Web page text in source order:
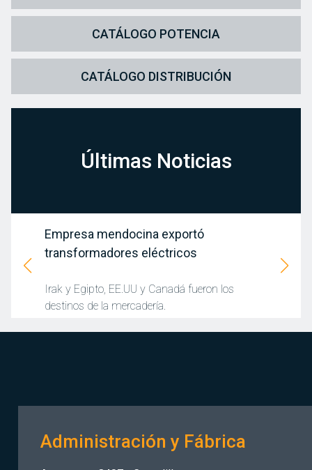
CATÁLOGO POTENCIA
CATÁLOGO DISTRIBUCIÓN
Últimas Noticias
Empresa mendocina exportó
transformadores eléctricos
Irak y Egipto, EE.UU y Canadá fueron los
destinos de la mercadería.
Administración y Fábrica